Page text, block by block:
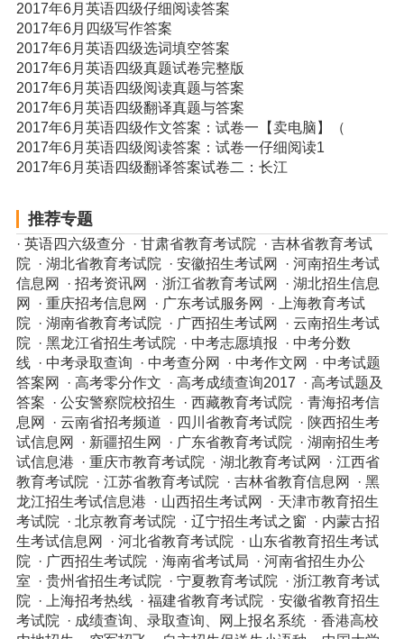
2017年6月英语四级仔细阅读答案
2017年6月四级写作答案
2017年6月英语四级选词填空答案
2017年6月英语四级真题试卷完整版
2017年6月英语四级阅读真题与答案
2017年6月英语四级翻译真题与答案
2017年6月英语四级作文答案：试卷一【卖电脑】（
2017年6月英语四级阅读答案：试卷一仔细阅读1
2017年6月英语四级翻译答案试卷二：长江
推荐专题
· 英语四六级查分 · 甘肃省教育考试院 · 吉林省教育考试
院 · 湖北省教育考试院 · 安徽招生考试网 · 河南招生考试
信息网
· 招考资讯网 · 浙江省教育考试网 · 湖北招生信息
网
· 重庆招考信息网 · 广东考试服务网 ·
上海教育考试
院 · 湖南省教育考试院 · 广西招生考试网 · 云南招生考试
院 · 黑龙江省招生考试院 · 中考志愿填报 · 中考分数
线 · 中考录取查询 · 中考查分网 · 中考作文网 · 中考试题
答案网
· 高考零分作文 · 高考成绩查询2017 · 高考试题及
答案 · 公安警察院校招生 · 西藏教育考试院 · 青海招考信
息网
· 云南省招考频道 · 四川省教育考试院 · 陕西招生考
试信息网
· 新疆招生网 · 广东省教育考试院 · 湖南招生考
试信息港 · 重庆市教育考试院 · 湖北教育考试网 · 江西省
教育考试院 · 江苏省教育考试院 · 吉林省教育信息网 · 黑
龙江招生考试信息港 · 山西招生考试网 · 天津市教育招生
考试院 · 北京教育考试院 · 辽宁招生考试之窗 · 内蒙古招
生考试信息网
· 河北省教育考试院 · 山东省教育招生考试
院 · 广西招生考试院 · 海南省考试局 · 河南省招生办公
室 · 贵州省招生考试院 · 宁夏教育考试院 · 浙江教育考试
院 · 上海招考热线 · 福建省教育考试院 · 安徽省教育招生
考试院 · 成绩查询、录取查询、网上报名系统 · 香港高校